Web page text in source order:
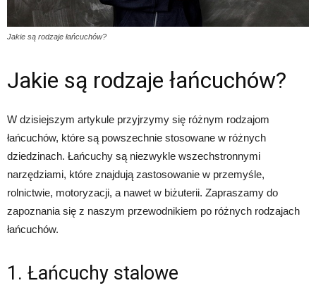
Jakie są rodzaje łańcuchów?
Jakie są rodzaje łańcuchów?
W dzisiejszym artykule przyjrzymy się różnym rodzajom
łańcuchów, które są powszechnie stosowane w różnych
dziedzinach. Łańcuchy są niezwykle wszechstronnymi
narzędziami, które znajdują zastosowanie w przemyśle,
rolnictwie, motoryzacji, a nawet w biżuterii. Zapraszamy do
zapoznania się z naszym przewodnikiem po różnych rodzajach
łańcuchów.
1. Łańcuchy stalowe